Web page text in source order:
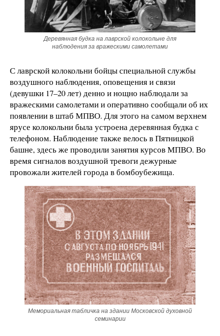
Деревянная будка на лаврской колокольне для
наблюдения за вражескими самолетами
С лаврской колокольни бойцы специальной службы
воздушного наблюдения, оповещения и связи
(девушки 17–20 лет) денно и нощно наблюдали за
вражескими самолетами и оперативно сообщали об их
появлении в штаб МПВО. Для этого на самом верхнем
ярусе колокольни была устроена деревянная будка с
телефоном. Наблюдение также велось в Пятницкой
башне, здесь же проводили занятия курсов МПВО. Во
время сигналов воздушной тревоги дежурные
провожали жителей города в бомбоубежища.
Мемориальная табличка на здании Московской духовной
семинарии